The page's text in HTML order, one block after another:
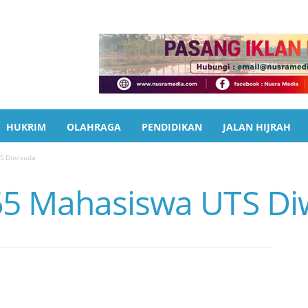
HUKRIM OLAHRAGA PENDIDIKAN JALAN HIJRAH
Diwisuda
Mahasiswa UTS